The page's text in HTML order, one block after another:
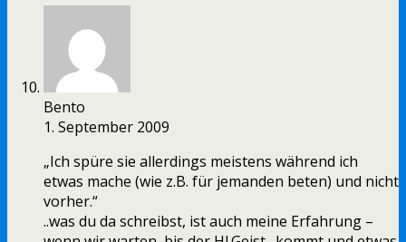
Bento
1. September 2009
„Ich spüre sie allerdings meistens während ich
etwas mache (wie z.B. für jemanden beten) und nicht
vorher.“
..was du da schreibst, ist auch meine Erfahrung –